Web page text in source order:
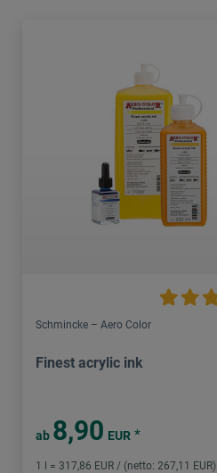
Schmincke – Aero Color
Finest acrylic ink
ab 8,90 EUR *
1 l = 317,86 EUR / (netto: 267,11 EUR)